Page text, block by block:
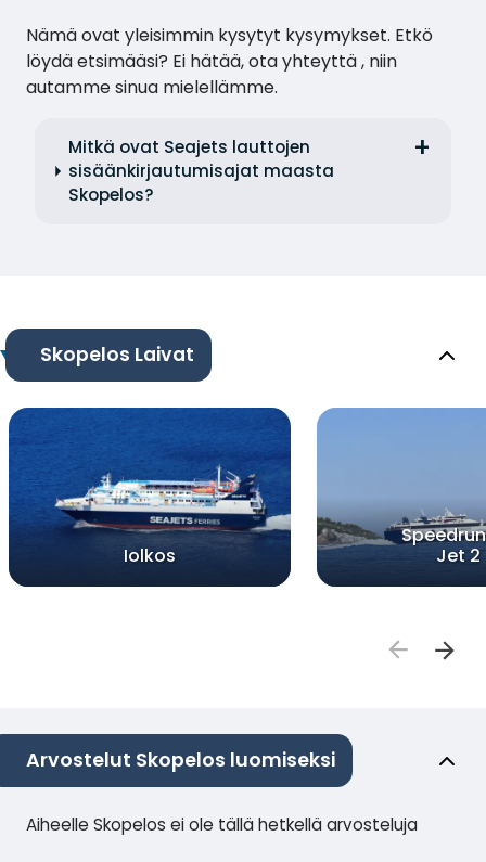
Nämä ovat yleisimmin kysytyt kysymykset. Etkö
löydä etsimääsi? Ei hätää, ota yhteyttä , niin
autamme sinua mielellämme.
Mitkä ovat Seajets lauttojen
sisäänkirjautumisajat maasta
Skopelos?
Skopelos Laivat
Iolkos
Jet 2
Arvostelut Skopelos luomiseksi
Aiheelle Skopelos ei ole tällä hetkellä arvosteluja